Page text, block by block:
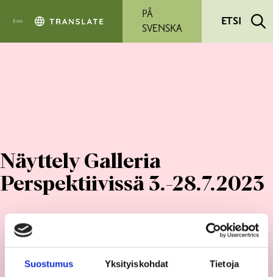
Suostumus Yksityiskohdat Tietoja
PÅ
SVENSKA
ETSI
Näyttely Galleria
Perspektiivissä 3.-28.7.2023